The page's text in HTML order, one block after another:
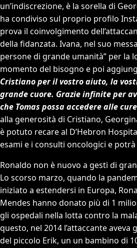
un’indiscrezione, è la sorella di
ha condiviso sul proprio profilo
prova il coinvolgimento
della fidanzata. Ivana, nel suo
persone di grande umanità” per la
momento del bisogno e poi
Cristiano per il vostro aiuto, la
grande cuore. Grazie infinite per
che Tomas possa accedere alle cure
alla generosità di Cristiano,
è potuto recare al D’Hebron
esami e i consulti oncologici e
Ronaldo non è nuovo a gesti di
Lo scorso marzo, quando la
iniziato a estendersi in Europa,
Mendes hanno donato più di 1
gli ospedali nella lotta contro la
questo, nel 2014 l’attaccante aveva
del piccolo Erik, un un bambino di